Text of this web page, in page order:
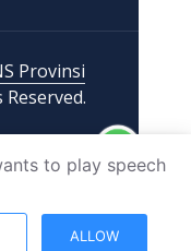
Provinsi
Reserved.
to play speech
ALLOW